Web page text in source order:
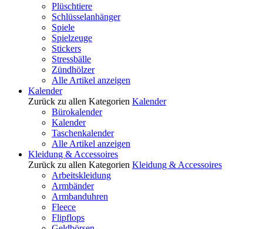
Plüschtiere
Schlüsselanhänger
Spiele
Spielzeuge
Stickers
Stressbälle
Zündhölzer
Alle Artikel anzeigen
Kalender
Zurück zu allen Kategorien Kalender
Bürokalender
Kalender
Taschenkalender
Alle Artikel anzeigen
Kleidung & Accessoires
Zurück zu allen Kategorien Kleidung & Accessoires
Arbeitskleidung
Armbänder
Armbanduhren
Fleece
Flipflops